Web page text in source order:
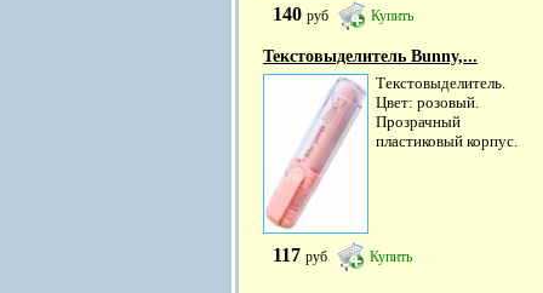
140 руб Купить
Текстовыделитель Bunny,...
Текстовыделитель.
Цвет: розовый.
Прозрачный
пластиковый корпус.
117 руб Купить